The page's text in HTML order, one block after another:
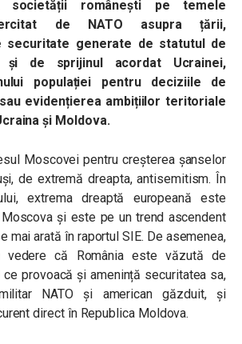
societății românești pe temele
de NATO asupra țării,
securitate generate de statutul de
și de sprijinul acordat Ucrainei,
populației pentru deciziile de
evidențierea ambițiilor teritoriale
și Moldova.
Moscovei pentru creșterea șanselor
de extremă dreapta, antisemitism. În
extrema dreaptă europeană este
și este pe un trend ascendent
mai arată în raportul SIE. De asemenea,
vedere că România este văzută de
ce provoacă și amenință securitatea sa,
NATO și american găzduit, și
direct în Republica Moldova.